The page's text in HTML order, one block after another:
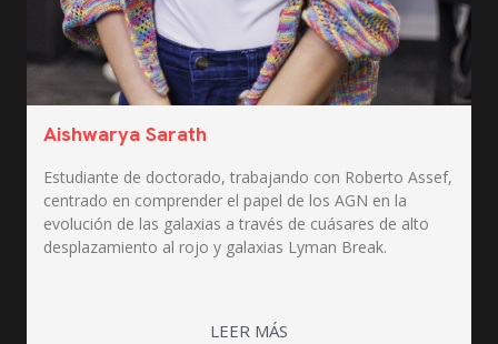
Aishwarya Sarath
Estudiante de doctorado, trabajando con Roberto Assef,
centrado en comprender el papel de los AGN en la
evolución de las galaxias a través de cuásares de alto
desplazamiento al rojo y galaxias Lyman Break.
LEER MÁS